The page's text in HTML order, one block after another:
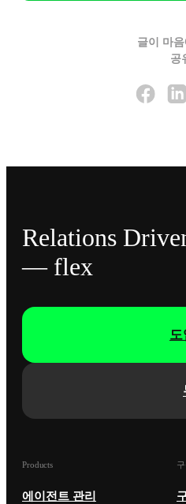
글이 마
공
Relations
— flex
도
Products
에이전트 관리